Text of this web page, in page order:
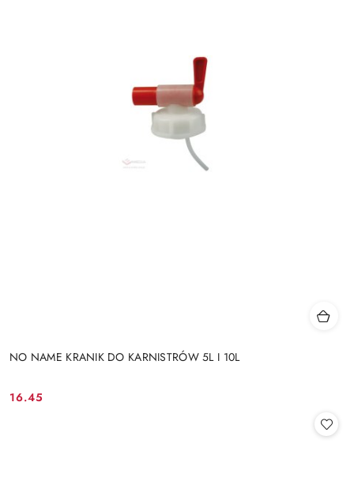
NO NAME KRANIK DO KARNISTRÓW 5L I 10L
Cena:
16.45